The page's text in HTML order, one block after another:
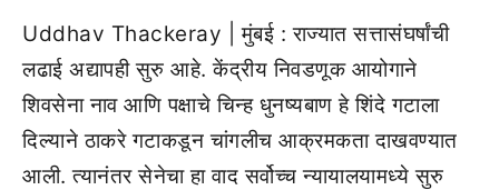
Uddhav Thackeray | मुंबई : राज्यात सत्तासंघर्षांची
लढाई अद्यापही सुरु आहे. केंद्रीय निवडणूक आयोगाने
शिवसेना नाव आणि पक्षाचे चिन्ह धुनष्यबाण हे शिंदे गटाला
दिल्याने ठाकरे गटाकडून चांगलीच आक्रमकता दाखवण्यात
आली. त्यानंतर सेनेचा हा वाद सर्वोच्च न्यायालयामध्ये सुरु